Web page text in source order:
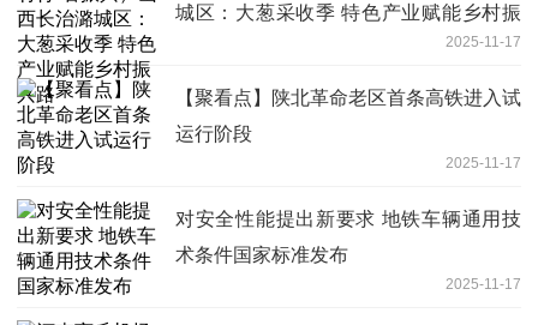
城区：大葱采收季 特色产业赋能乡村振
2025-11-17
【聚看点】陕北革命老区首条高铁进入试
运行阶段
2025-11-17
对安全性能提出新要求 地铁车辆通用技
术条件国家标准发布
2025-11-17